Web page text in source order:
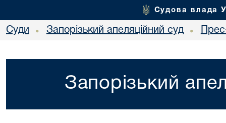
Судова влада
Суди • Запорізький апеляційний суд •
Запорізький